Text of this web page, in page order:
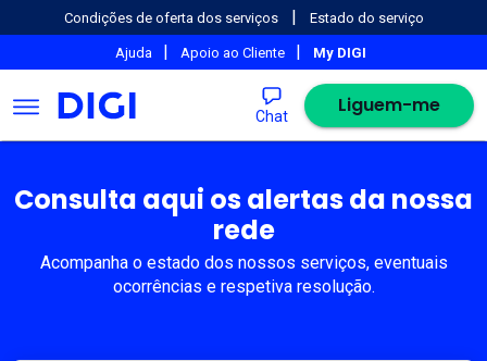
Condições de oferta dos serviços | Estado do serviço
Ajuda | Apoio ao Cliente | My DIGI
Chat Liguem-me
Consulta aqui os alertas da nossa
rede
Acompanha o estado dos nossos serviços, eventuais
ocorrências e respetiva resolução.